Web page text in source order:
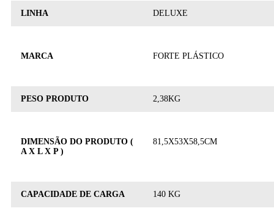
LINHA DELUXE
MARCA FORTE PLÁSTICO
PESO PRODUTO 2,38KG
DIMENSÃO DO PRODUTO (
A X L X P )
81,5X53X58,5CM
CAPACIDADE DE CARGA 140 KG